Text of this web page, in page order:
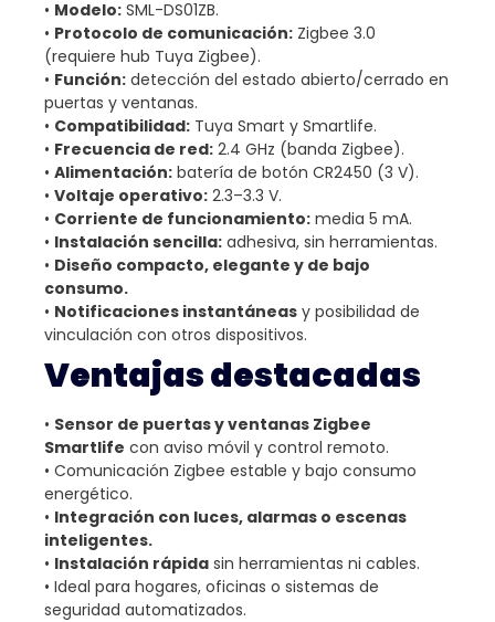
• Modelo: SML-DS01ZB.
• Protocolo de comunicación: Zigbee 3.0
(requiere hub Tuya Zigbee).
• Función: detección del estado abierto/cerrado en
puertas y ventanas.
• Compatibilidad: Tuya Smart y Smartlife.
• Frecuencia de red: 2.4 GHz (banda Zigbee).
• Alimentación: batería de botón CR2450 (3 V).
• Voltaje operativo: 2.3–3.3 V.
• Corriente de funcionamiento: media 5 mA.
• Instalación sencilla: adhesiva, sin herramientas.
• Diseño compacto, elegante y de bajo
consumo.
• Notificaciones instantáneas y posibilidad de
vinculación con otros dispositivos.
Ventajas destacadas
• Sensor de puertas y ventanas Zigbee
Smartlife con aviso móvil y control remoto.
• Comunicación Zigbee estable y bajo consumo
energético.
• Integración con luces, alarmas o escenas
inteligentes.
• Instalación rápida sin herramientas ni cables.
• Ideal para hogares, oficinas o sistemas de
seguridad automatizados.